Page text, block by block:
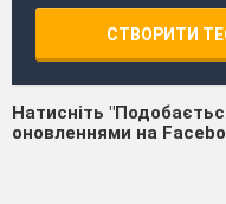
СТВОРИТИ
Натисніть
оновленнями на